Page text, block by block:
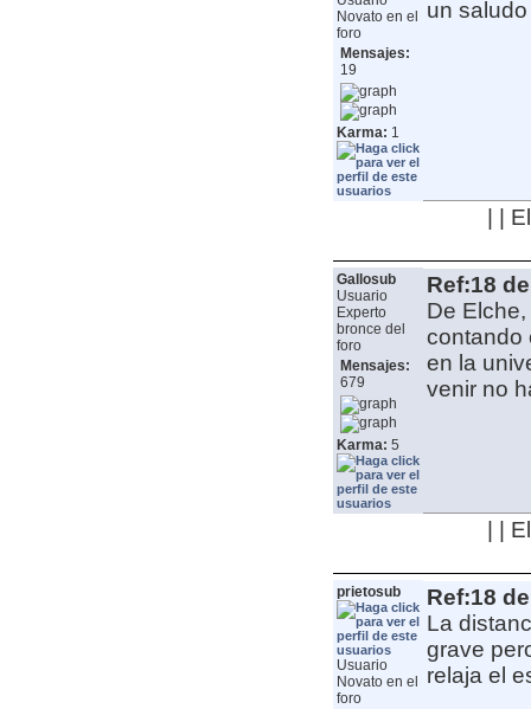
Novato en el
foro
Mensajes:
19
Karma: 1
un saludo
| |
Gallosub
Usuario
Experto
bronce del
foro
Mensajes:
679
Karma: 5
Ref:18
De
contando
en la
venir no
| |
prietosub
Usuario
Novato en el
foro
Ref:18
La
grave
relaja el